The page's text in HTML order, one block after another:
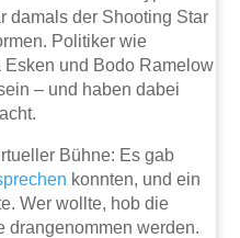
damals der Shooting Star
Politiker wie
und Bodo Ramelow
– und haben dabei
Bühne: Es gab
konnten, und ein
Wer wollte, hob die
drangenommen werden.